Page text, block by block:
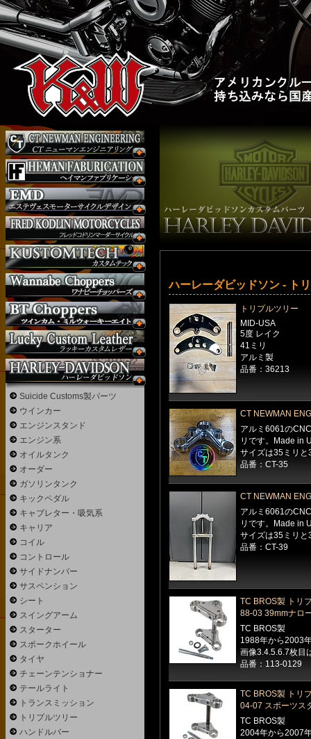
ハーレーダビッドソン - ト
トリプルツリー
MID-USA
5度 レイク
41ミリ
アルミ製
品番：36213
CT NEWMAN
アルミ6061の
リです。Made in
サイズは35ミリ
品番：CT-35
CT NEWMAN
アルミ6061の
リです。Made in
サイズは35ミリ
品番：CT-39
TC BROS製 トリ
88-03 39mmナロ
TC BROS製
1988年から2003
画像3.4.5.6.7枚目
品番：113-0129
TC BROS製 トリ
04-07 スポーツス
TC BROS製
2004年から2007
Suicide Customs製パーツ
ウインカー
エンジンスタンド
エンジン系
オイルタンク
オーダー
ガソリンタンク
キックペダル
キャブレター・吸気系
キャリア
コイル
コントロール
サイドナンバー
サスペンション
シート
スイングアーム
スターター
スポークホイール
タイヤ
チェーンテンショナー
テールライト
トランスミッション
トリプルツリー
ハンドルバー